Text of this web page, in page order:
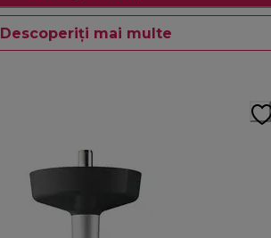
Descoperiți mai multe